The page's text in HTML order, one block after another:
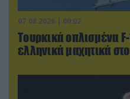
07.08.2026 | 00:02
Τουρκικά οπλισμένα
ελληνικά μαχητικά